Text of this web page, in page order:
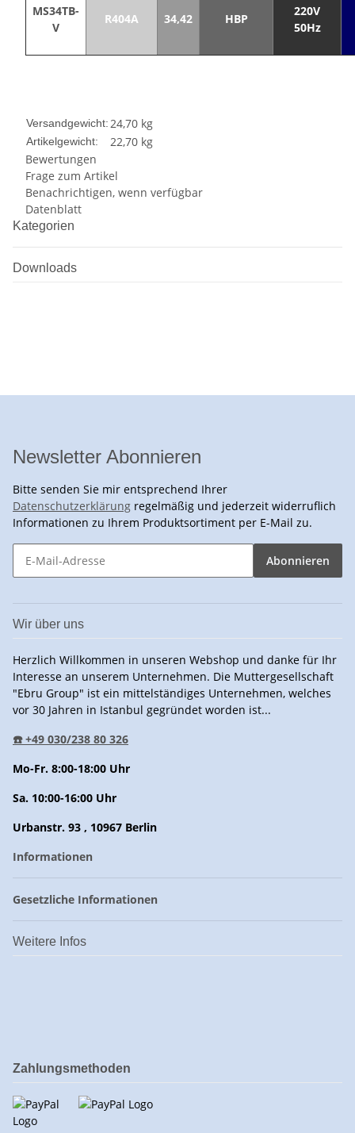
MS34TB-
V
R404A 34,42 HBP
220V
50Hz
Versandgewicht:24,70 kg
Artikelgewicht: 22,70 kg
Bewertungen
Frage zum Artikel
Benachrichtigen, wenn verfügbar
Datenblatt
Kategorien
Downloads
Newsletter Abonnieren
Bitte senden Sie mir entsprechend Ihrer
Datenschutzerklärung regelmäßig und jederzeit widerruflich
Informationen zu Ihrem Produktsortiment per E-Mail zu.
Abonnieren
Wir über uns
Herzlich Willkommen in unseren Webshop und danke für Ihr
Interesse an unserem Unternehmen. Die Muttergesellschaft
"Ebru Group" ist ein mittelständiges Unternehmen, welches
vor 30 Jahren in Istanbul gegründet worden ist...
☎️ +49 030/238 80 326
Mo-Fr. 8:00-18:00 Uhr
Sa. 10:00-16:00 Uhr
Urbanstr. 93 , 10967 Berlin
Informationen
Gesetzliche Informationen
Weitere Infos
Zahlungsmethoden